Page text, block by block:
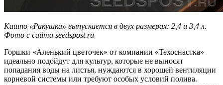
Кашпо «Ракушка» выпускается в двух размерах: 2,4 и 3,4 л.
Фото с сайта seedspost.ru
Горшки «Аленький цветочек» от компании «Техоснастка»
идеально подойдут для культур, которые не выносят
попадания воды на листья, нуждаются в хорошей вентиляции
корневой системы или требуют особых условий полива.